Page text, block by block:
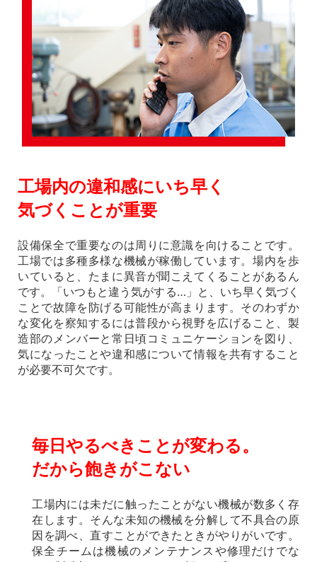
工場内の違和感にいち早く
気づくことが重要
設備保全で重要なのは周りに意識を向けることです。
工場では多種多様な機械が稼働しています。場内を歩
いていると、たまに異音が聞こえてくることがあるん
です。「いつもと違う気がする…」と、いち早く気づく
ことで故障を防げる可能性が高まります。そのわずか
な変化を察知するには普段から視野を広げること、製
造部のメンバーと常日頃コミュニケーションを図り、
気になったことや違和感について情報を共有すること
が必要不可欠です。
毎日やるべきことが変わる。
だから飽きがこない
工場内には未だに触ったことがない機械が数多く存
在します。そんな未知の機械を分解して不具合の原
因を調べ、直すことができたときがやりがいです。
保全チームは機械のメンテナンスや修理だけでな